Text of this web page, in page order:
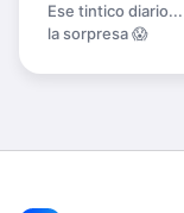
Ese tintico
la sorpresa 😱